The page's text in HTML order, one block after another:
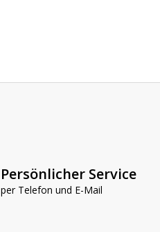
Persönlicher Service
per Telefon und E-Mail